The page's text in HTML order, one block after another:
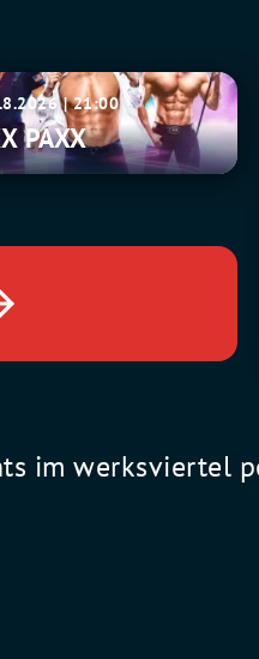
| 21:00
PAXX
im werksviertel